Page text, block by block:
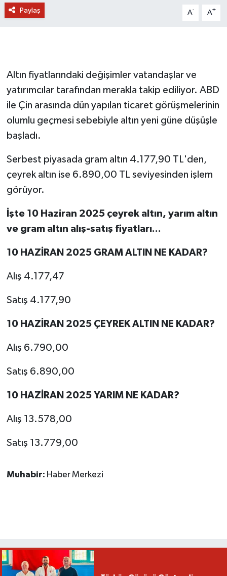
Paylaş A- A+
Altın fiyatlarındaki değişimler vatandaşlar ve
yatırımcılar tarafından merakla takip ediliyor. ABD
ile Çin arasında dün yapılan ticaret görüşmelerinin
olumlu geçmesi sebebiyle altın yeni güne düşüşle
başladı.
Serbest piyasada gram altın 4.177,90 TL'den,
çeyrek altın ise 6.890,00 TL seviyesinden işlem
görüyor.
İşte 10 Haziran 2025 çeyrek altın, yarım altın
ve gram altın alış-satış fiyatları...
10 HAZİRAN 2025 GRAM ALTIN NE KADAR?
Alış 4.177,47
Satış 4.177,90
10 HAZİRAN 2025 ÇEYREK ALTIN NE KADAR?
Alış 6.790,00
Satış 6.890,00
10 HAZİRAN 2025 YARIM NE KADAR?
Alış 13.578,00
Satış 13.779,00
Muhabir: Haber Merkezi